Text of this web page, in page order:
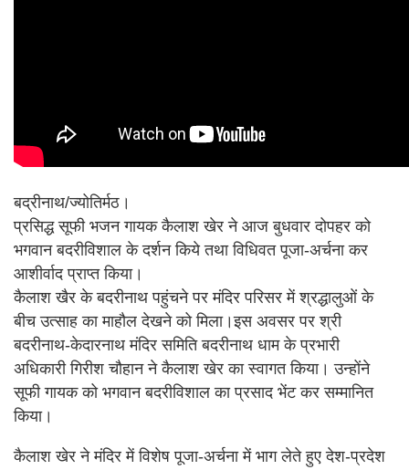
बद्रीनाथ/ज्योतिर्मठ।
प्रसिद्ध सूफी भजन गायक कैलाश खेर ने आज बुधवार दोपहर को
भगवान बदरीविशाल के दर्शन किये तथा विधिवत पूजा-अर्चना कर
आशीर्वाद प्राप्त किया।
कैलाश खैर के बदरीनाथ पहुंचने पर मंदिर परिसर में श्रद्धालुओं के
बीच उत्साह का माहौल देखने को मिला।इस अवसर पर श्री
बदरीनाथ-केदारनाथ मंदिर समिति बदरीनाथ धाम के प्रभारी
अधिकारी गिरीश चौहान ने कैलाश खेर का स्वागत किया। उन्होंने
सूफी गायक को भगवान बदरीविशाल का प्रसाद भेंट कर सम्मानित
किया।
कैलाश खेर ने मंदिर में विशेष पूजा-अर्चना में भाग लेते हुए देश-प्रदेश